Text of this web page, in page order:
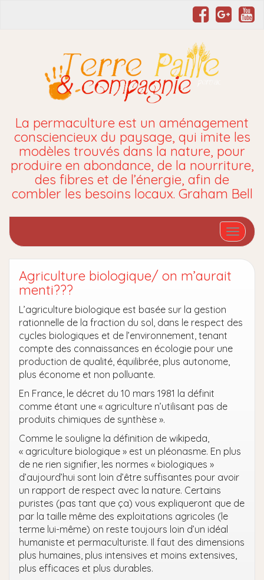
La permaculture est un aménagement
consciencieux du paysage, qui imite les
modèles trouvés dans la nature, pour
produire en abondance, de la nourriture,
des fibres et de l’énergie, afin de
combler les besoins locaux. Graham Bell
Agriculture biologique/ on m’aurait
menti???
L’agriculture biologique est basée sur la gestion
rationnelle de la fraction du sol, dans le respect des
cycles biologiques et de l’environnement, tenant
compte des connaissances en écologie pour une
production de qualité, équilibrée, plus autonome,
plus économe et non polluante.
En France, le décret du 10 mars 1981 la définit
comme étant une « agriculture n’utilisant pas de
produits chimiques de synthèse ».
Comme le souligne la définition de wikipeda,
« agriculture biologique » est un pléonasme. En plus
de ne rien signifier, les normes « biologiques »
d’aujourd’hui sont loin d’être suffisantes pour avoir
un rapport de respect avec la nature. Certains
puristes (pas tant que ça) vous expliqueront que de
par la taille même des exploitations agricoles (le
terme lui-même) on reste toujours loin d’un idéal
humaniste et permaculturiste. Il faut des dimensions
plus humaines, plus intensives et moins extensives,
plus efficaces et plus durables.